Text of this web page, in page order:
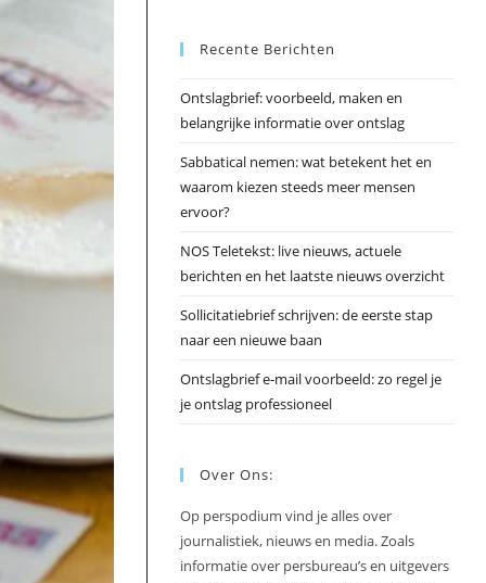
Recente Berichten
Ontslagbrief: voorbeeld, maken en
belangrijke informatie over ontslag
Sabbatical nemen: wat betekent het en
waarom kiezen steeds meer mensen
ervoor?
NOS Teletekst: live nieuws, actuele
berichten en het laatste nieuws overzicht
Sollicitatiebrief schrijven: de eerste stap
naar een nieuwe baan
Ontslagbrief e-mail voorbeeld: zo regel je
je ontslag professioneel
Over Ons:
Op perspodium vind je alles over
journalistiek, nieuws en media. Zoals
informatie over persbureau’s en uitgevers